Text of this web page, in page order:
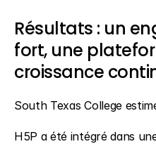
Résultats : un
fort, une
croissance
South Texas College
H5P a été intégré dans